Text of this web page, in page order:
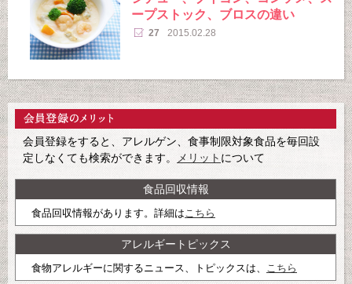
ープストック、ブロスの違い
27 2015.02.28
会員登録をすると、アレルゲン、食事制限対象食品を毎回設
定しなくても検索ができます。
メリット について
食品回収情報
食品回収情報があります。詳細はこちら
アレルギートピックス
食物アレルギーに関するニュース、トピックスは、 こちら